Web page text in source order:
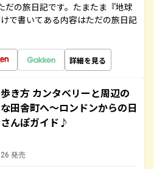
だの旅日記です。たまたま『地球
で書いてある内容はただの旅日記
詳細を見る
き方 カンタベリーと周辺の
田舎町へ～ロンドンからの日
んぽガイド♪
発売